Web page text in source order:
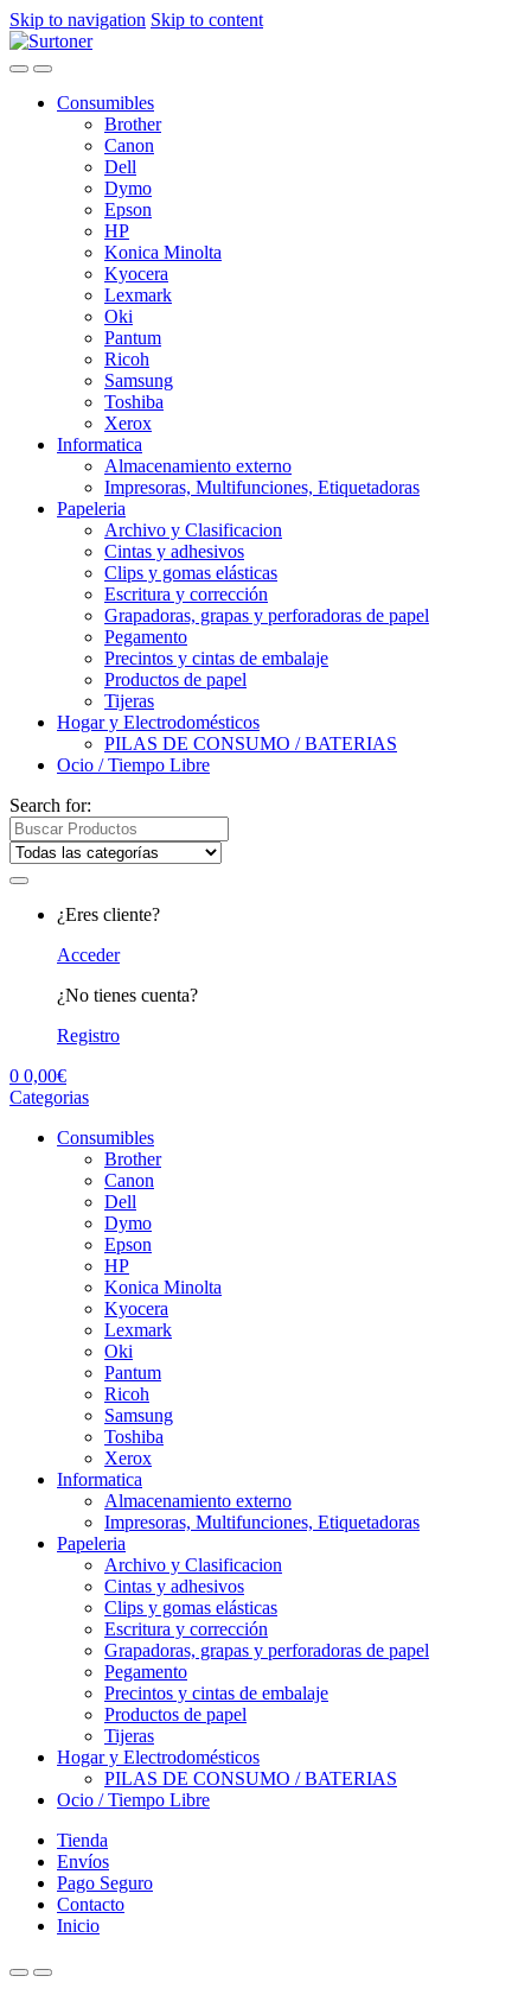
Skip to navigation Skip to content
Consumibles
Brother
Canon
Dell
Dymo
Epson
HP
Konica Minolta
Kyocera
Lexmark
Oki
Pantum
Ricoh
Samsung
Toshiba
Xerox
Informatica
Almacenamiento externo
Impresoras, Multifunciones, Etiquetadoras
Papeleria
Archivo y Clasificacion
Cintas y adhesivos
Clips y gomas elásticas
Escritura y corrección
Grapadoras, grapas y perforadoras de papel
Pegamento
Precintos y cintas de embalaje
Productos de papel
Tijeras
Hogar y Electrodomésticos
PILAS DE CONSUMO / BATERIAS
Ocio / Tiempo Libre
Search for:
¿Eres cliente?
Acceder
¿No tienes cuenta?
Registro
0 0,00€
Categorias
Consumibles
Brother
Canon
Dell
Dymo
Epson
HP
Konica Minolta
Kyocera
Lexmark
Oki
Pantum
Ricoh
Samsung
Toshiba
Xerox
Informatica
Almacenamiento externo
Impresoras, Multifunciones, Etiquetadoras
Papeleria
Archivo y Clasificacion
Cintas y adhesivos
Clips y gomas elásticas
Escritura y corrección
Grapadoras, grapas y perforadoras de papel
Pegamento
Precintos y cintas de embalaje
Productos de papel
Tijeras
Hogar y Electrodomésticos
PILAS DE CONSUMO / BATERIAS
Ocio / Tiempo Libre
Tienda
Envíos
Pago Seguro
Contacto
Inicio